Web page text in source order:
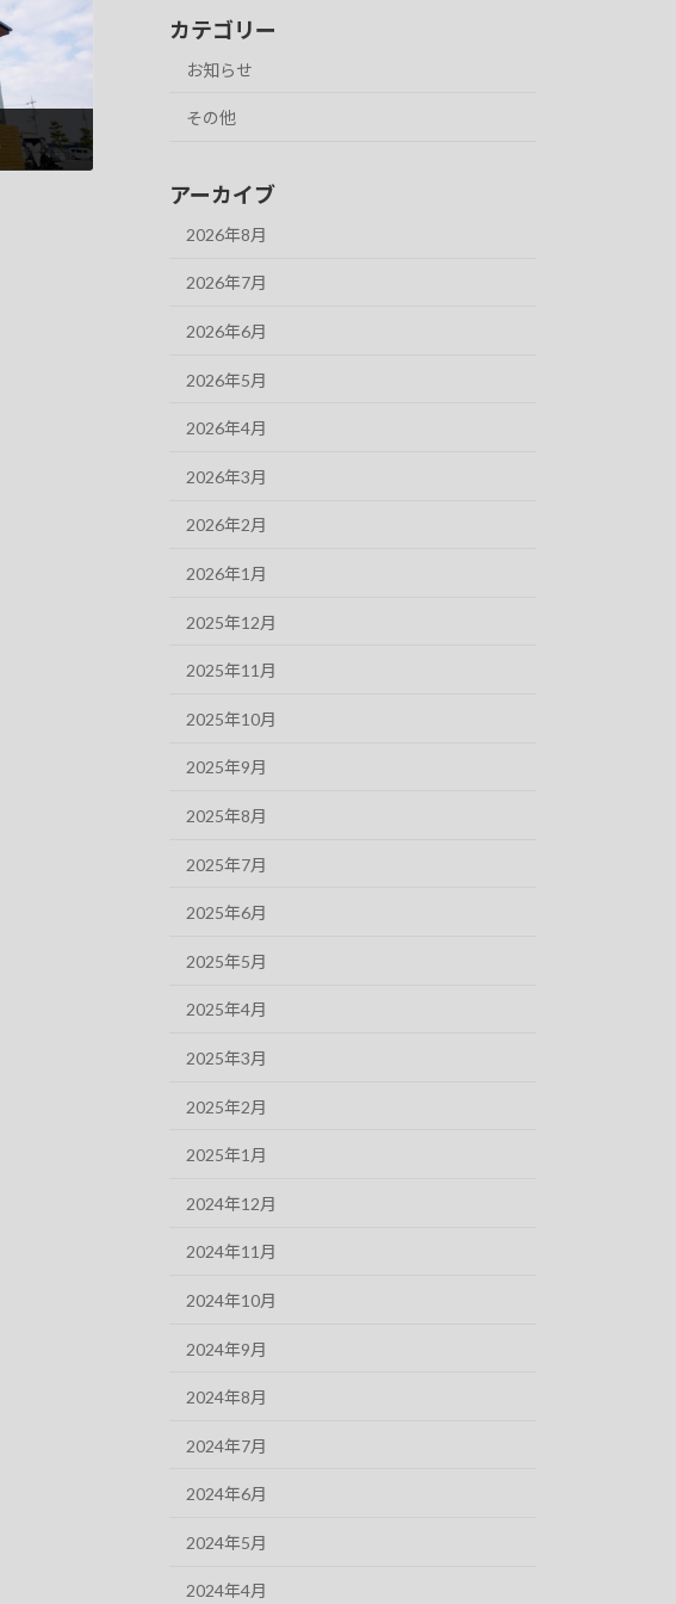
カテゴリー
お知らせ
その他
アーカイブ
2026年8月
2026年7月
2026年6月
2026年5月
2026年4月
2026年3月
2026年2月
2026年1月
2025年12月
2025年11月
2025年10月
2025年9月
2025年8月
2025年7月
2025年6月
2025年5月
2025年4月
2025年3月
2025年2月
2025年1月
2024年12月
2024年11月
2024年10月
2024年9月
2024年8月
2024年7月
2024年6月
2024年5月
2024年4月